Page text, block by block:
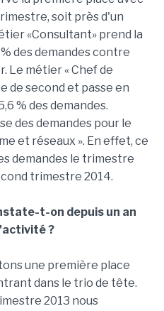
soit près d'un
«Consultant» prend la
des demandes contre
Le métier « Chef de
de second et passe en
% des demandes.
des demandes pour le
et réseaux ». En effet, ce
demandes le trimestre
trimestre 2014.
t-on depuis un an
?
une première place
dans le trio de tête.
2013 nous